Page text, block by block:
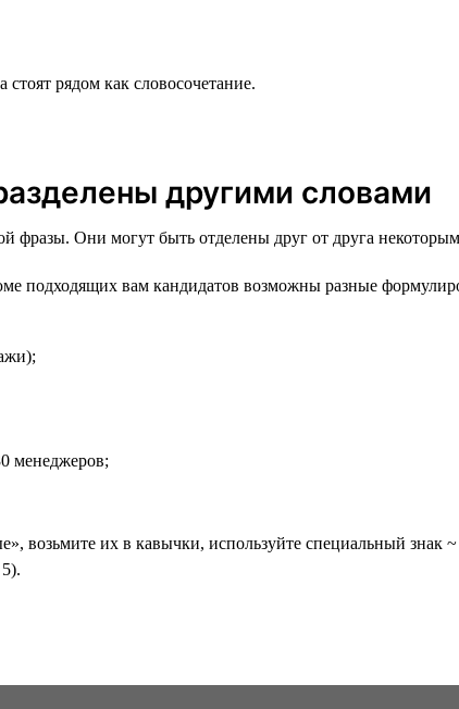
рядом как словосочетание.
другими словами
фразы. Они могут быть отделены друг от друга
подходящих вам кандидатов возможны разные
менеджеров;
возьмите их в кавычки, используйте специальный знак